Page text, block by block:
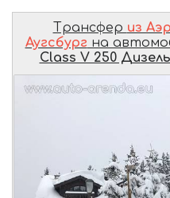
Трансфер из
Аугсбург на
Class V 250